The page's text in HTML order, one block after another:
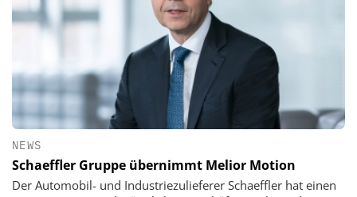
NEWS
Schaeffler Gruppe übernimmt Melior Motion
Der Automobil- und Industriezulieferer Schaeffler hat einen